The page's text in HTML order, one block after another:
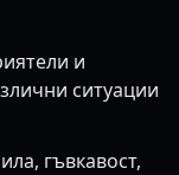
и
ситуации
гъвкавост,